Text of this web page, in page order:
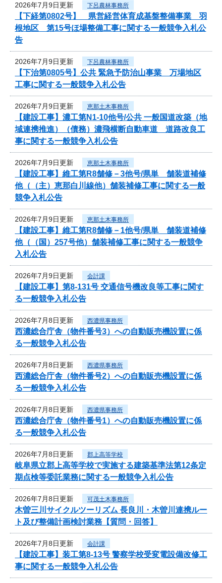
2026年7月9日更新 下呂農林事務所
【下経第0802号】 県営経営体育成基盤整備事業 羽
根地区 第15号ほ場整備工事に関する一般競争入札公
告
2026年7月9日更新 下呂農林事務所
【下治第0805号】公共 緊急予防治山事業 万場地区
工事に関する一般競争入札公告
2026年7月9日更新 恵那土木事務所
【建設工事】濃工第N1-10他号/公共 一般国道改築（地
域連携推進）（債務）濃飛横断自動車道 道路改良工
事に関する一般競争入札公告
2026年7月9日更新 恵那土木事務所
【建設工事】維工第R8舗修－3他号/県単 舗装道補修
他（（主）恵那白川線他）舗装補修工事に関する一般
競争入札公告
2026年7月9日更新 恵那土木事務所
【建設工事】維工第R8舗修－1他号/県単 舗装道補修
他（（国）257号他）舗装補修工事に関する一般競争
入札公告
2026年7月9日更新 会計課
【建設工事】第8-131号 交通信号機改良等工事に関す
る一般競争入札公告
2026年7月8日更新 西濃県事務所
西濃総合庁舎（物件番号3）への自動販売機設置に係
る一般競争入札公告
2026年7月8日更新 西濃県事務所
西濃総合庁舎（物件番号2）への自動販売機設置に係
る一般競争入札公告
2026年7月8日更新 西濃県事務所
西濃総合庁舎（物件番号1）への自動販売機設置に係
る一般競争入札公告
2026年7月8日更新 郡上高等学校
岐阜県立郡上高等学校で実施する建築基準法第12条定
期点検等委託業務に関する一般競争入札公告
2026年7月8日更新 可茂土木事務所
木曽三川サイクルツーリズム 長良川・木曽川連携ルー
ト及び整備計画検討業務【質問・回答】
2026年7月8日更新 会計課
【建設工事】装工第8-13号 警察学校受変電設備改修工
事に関する一般競争入札公告